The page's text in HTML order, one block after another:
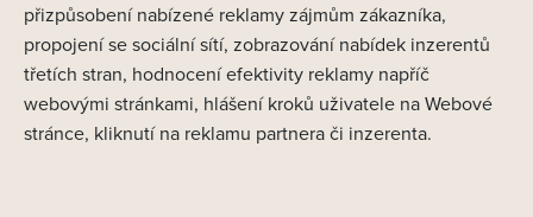
přizpůsobení nabízené reklamy zájmům zákazníka,
propojení se sociální sítí, zobrazování nabídek inzerentů
třetích stran, hodnocení efektivity reklamy napříč
webovými stránkami, hlášení kroků uživatele na Webové
stránce, kliknutí na reklamu partnera či inzerenta.